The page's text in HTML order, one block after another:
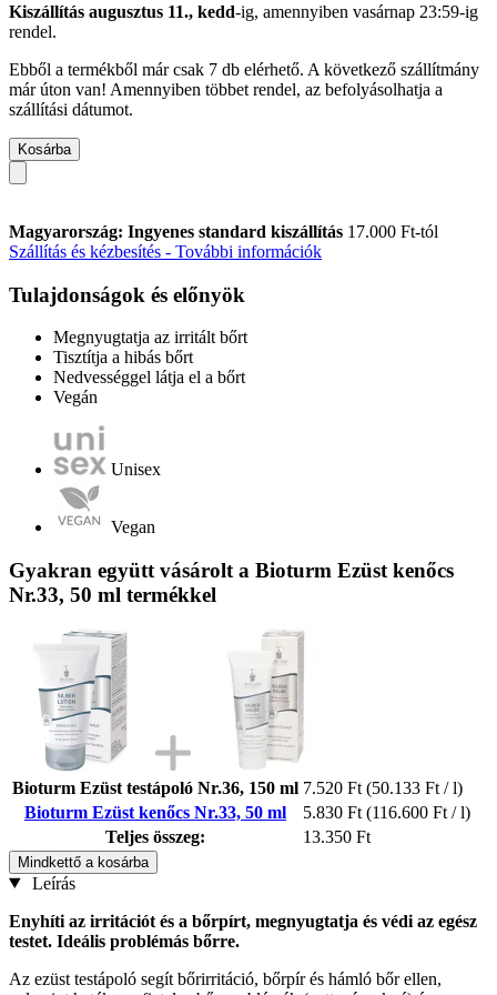
Kiszállítás augusztus 11., kedd-ig, amennyiben vasárnap 23:59-ig
rendel.
Ebből a termékből már csak 7 db elérhető. A következő szállítmány
már úton van! Amennyiben többet rendel, az befolyásolhatja a
szállítási dátumot.
Kosárba
Magyarország: Ingyenes standard kiszállítás 17.000 Ft-tól
Szállítás és kézbesítés - További információk
Tulajdonságok és előnyök
Megnyugtatja az irritált bőrt
Tisztítja a hibás bőrt
Nedvességgel látja el a bőrt
Vegán
Unisex
Vegan
Gyakran együtt vásárolt a Bioturm Ezüst kenőcs
Nr.33, 50 ml termékkel
Bioturm Ezüst testápoló Nr.36, 150 ml 7.520 Ft (50.133 Ft / l)
Bioturm Ezüst kenőcs Nr.33, 50 ml
5.830 Ft (116.600 Ft / l)
Teljes összeg:
13.350 Ft
Mindkettő a kosárba
Leírás
Enyhíti az irritációt és a bőrpírt, megnyugtatja és védi az egész
testet. Ideális problémás bőrre.
Az ezüst testápoló segít bőrirritáció, bőrpír és hámló bőr ellen,